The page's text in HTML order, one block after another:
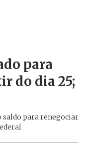
para
do dia 25;
saldo para renegociar